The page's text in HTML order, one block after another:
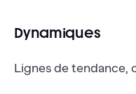
Dynamiques
Lignes de tendance,